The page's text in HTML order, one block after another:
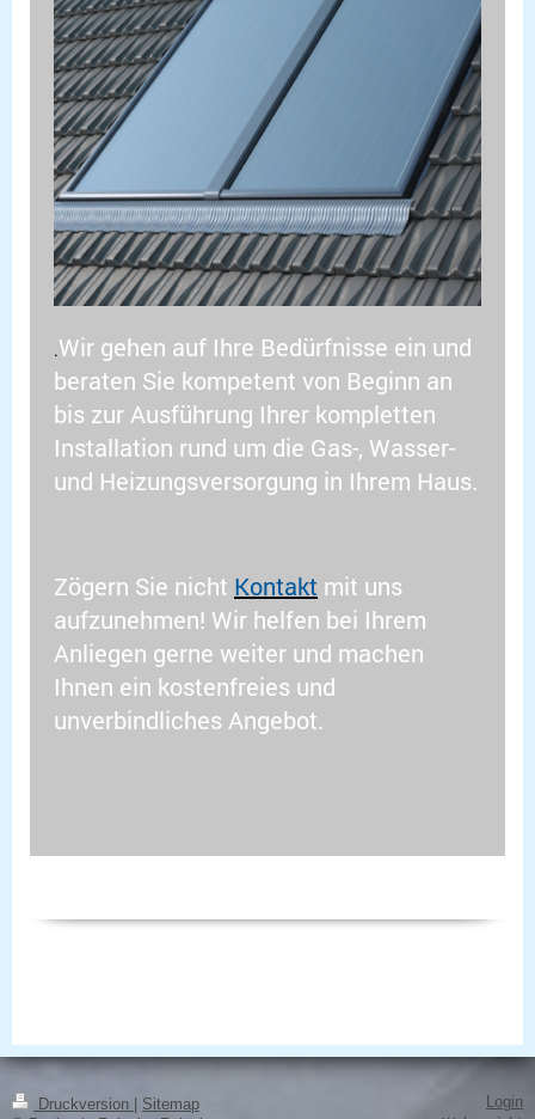
.Wir gehen auf Ihre Bedürfnisse ein und
beraten Sie kompetent von Beginn an
bis zur Ausführung Ihrer kompletten
Installation rund um die Gas-, Wasser-
und Heizungsversorgung in Ihrem Haus.
Zögern Sie nicht Kontakt mit uns
aufzunehmen! Wir helfen bei Ihrem
Anliegen gerne weiter und machen
Ihnen ein kostenfreies und
unverbindliches Angebot.
Druckversion
Sitemap
Login